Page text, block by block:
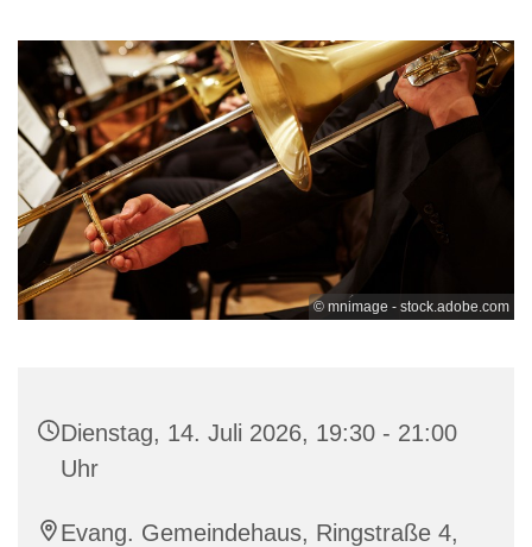
© mnimage - stock.adobe.com
Dienstag, 14. Juli 2026, 19:30 - 21:00
Uhr
Evang. Gemeindehaus, Ringstraße 4,